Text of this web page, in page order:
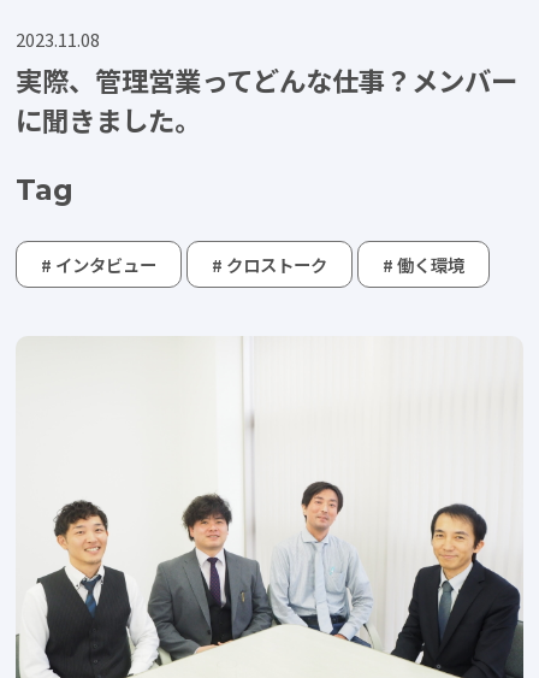
Category
すべて
社員を知る
仕事を知る
働く環境を知る
2023.11.08
実際、管理営業ってどんな仕事？メンバー
に聞きました。
Tag
# インタビュー # クロストーク # 働く環境